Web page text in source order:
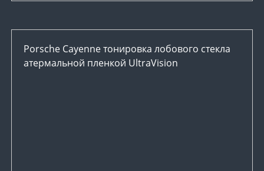
Porsche Cayenne тонировка лобового стекла
атермальной пленкой UltraVision